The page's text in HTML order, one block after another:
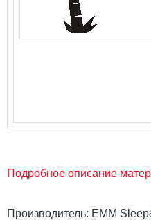
Подробное описание
Производитель: ЕММ